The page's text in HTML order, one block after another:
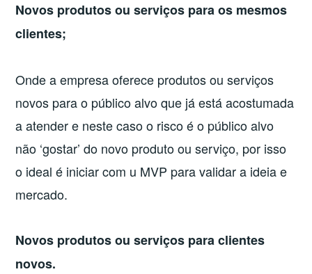
Novos produtos ou serviços para os mesmos
clientes;
Onde a empresa oferece produtos ou serviços
novos para o público alvo que já está acostumada
a atender e neste caso o risco é o público alvo
não ‘gostar’ do novo produto ou serviço, por isso
o ideal é iniciar com u MVP para validar a ideia e
mercado.
Novos produtos ou serviços para clientes
novos.